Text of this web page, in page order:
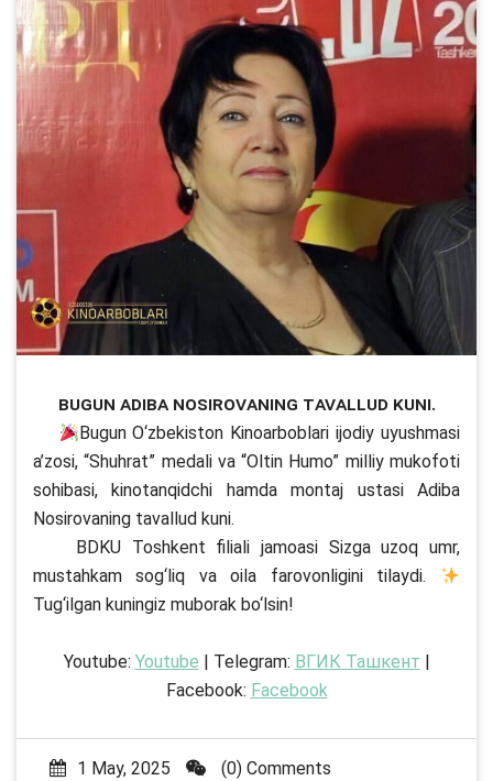
Bugun Adiba Nosirovaning tavallud kuni.
Bugun O‘zbekiston Kinoarboblari ijodiy uyushmasi
a’zosi, “Shuhrat” medali va “Oltin Humo” milliy mukofoti
sohibasi, kinotanqidchi hamda montaj ustasi Adiba
Nosirovaning tavallud kuni.
BDKU Toshkent filiali jamoasi Sizga uzoq umr,
mustahkam sog‘liq va oila farovonligini tilaydi.
Tug‘ilgan kuningiz muborak bo‘lsin!
Youtube: Youtube | Telegram: ВГИК Ташкент
Facebook: Facebook
1 May, 2025
(0) Comments